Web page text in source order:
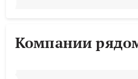
Компании